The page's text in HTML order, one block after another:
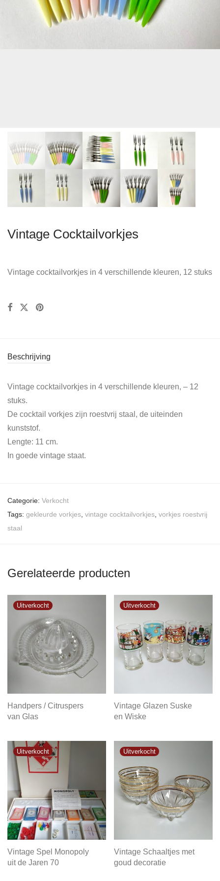
Vintage Cocktailvorkjes
Vintage cocktailvorkjes in 4 verschillende kleuren, 12 stuks
Beschrijving
Vintage cocktailvorkjes in 4 verschillende kleuren, – 12
stuks.
De cocktail vorkjes zijn roestvrij staal, de uiteinden
kunststof.
Lengte: 11 cm.
In goede vintage staat.
Categorie: Verkocht
Tags: gekleurde vorkjes vintage cocktailvorkjes vorkjes roestvrij
staal
Gerelateerde producten
Handpers / Citruspers
van Glas
Vintage Glazen Suske
en Wiske
Vintage Spel Monopoly
uit de Jaren 70
Vintage Schaaltjes met
goud decoratie